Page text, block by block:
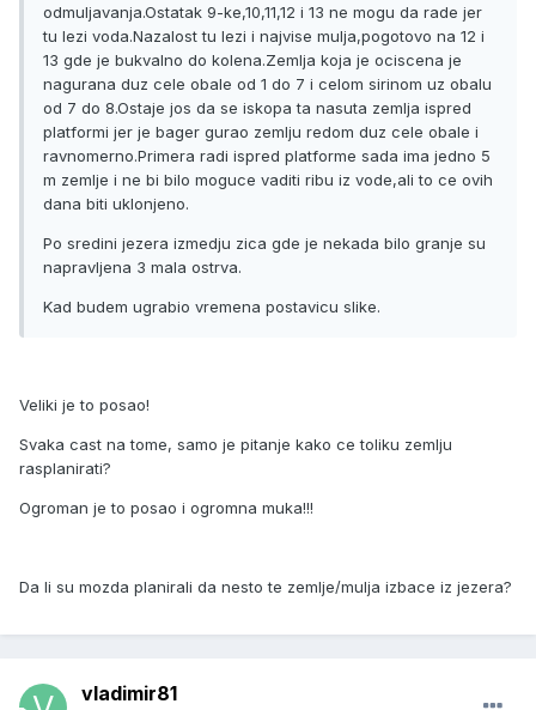
odmuljavanja.Ostatak 9-ke,10,11,12 i 13 ne mogu da rade jer
tu lezi voda.Nazalost tu lezi i najvise mulja,pogotovo na 12 i
13 gde je bukvalno do kolena.Zemlja koja je ociscena je
nagurana duz cele obale od 1 do 7 i celom sirinom uz obalu
od 7 do 8.Ostaje jos da se iskopa ta nasuta zemlja ispred
platformi jer je bager gurao zemlju redom duz cele obale i
ravnomerno.Primera radi ispred platforme sada ima jedno 5
m zemlje i ne bi bilo moguce vaditi ribu iz vode,ali to ce ovih
dana biti uklonjeno.
Po sredini jezera izmedju zica gde je nekada bilo granje su
napravljena 3 mala ostrva.
Kad budem ugrabio vremena postavicu slike.
Veliki je to posao!
Svaka cast na tome, samo je pitanje kako ce toliku zemlju
rasplanirati?
Ogroman je to posao i ogromna muka!!!
Da li su mozda planirali da nesto te zemlje/mulja izbace iz jezera?
vladimir81